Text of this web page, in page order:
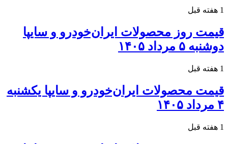
1 هفته قبل
قیمت روز محصولات ایران‌خودرو و سایپا
دوشنبه ۵ مرداد ۱۴۰۵
1 هفته قبل
قیمت محصولات ایران‌خودرو و سایپا یکشنبه
۴ مرداد ۱۴۰۵
1 هفته قبل